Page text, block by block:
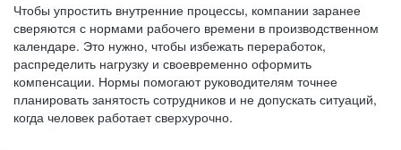
Чтобы упростить внутренние процессы, компании заранее
сверяются с нормами рабочего времени в производственном
календаре. Это нужно, чтобы избежать переработок,
распределить нагрузку и своевременно оформить
компенсации. Нормы помогают руководителям точнее
планировать занятость сотрудников и не допускать ситуаций,
когда человек работает сверхурочно.